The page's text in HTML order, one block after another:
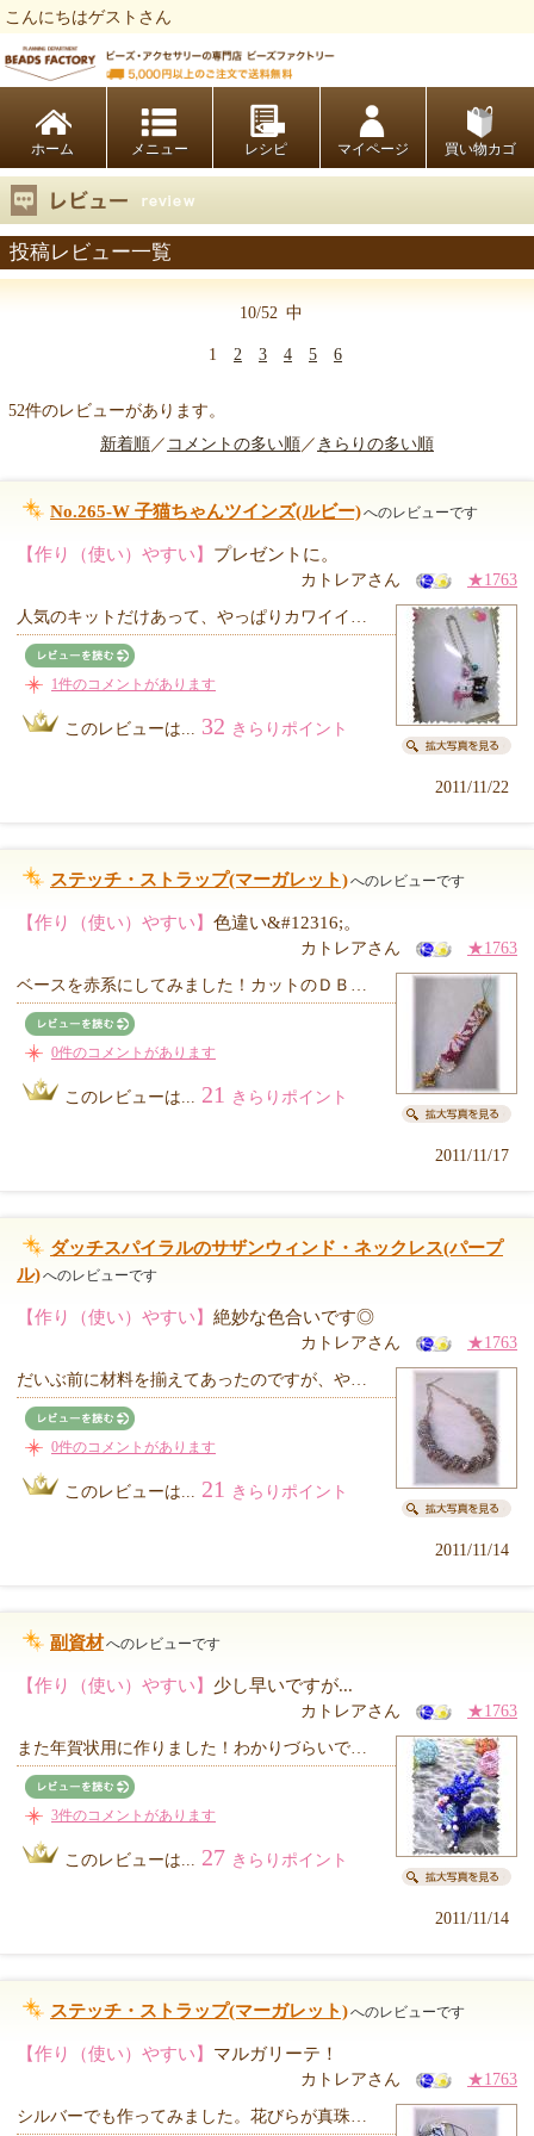
こんにちはゲストさん
ホーム レシピ マイページ 買い物カゴ
投稿レビュー一覧
10/52 中
1 2 3 4 5 6
52件のレビューがあります。
新着順／ コメントの多い順／ きらりの多い順
No.265-W 子猫ちゃんツインズ(ルビー)へのレビューです
【作り（使い）やすい】 プレゼントに。
カトレアさん ★1763
人気のキットだけあって、やっぱりカワイイ…
1件のコメントがあります
このレビューは... 32 きらりポイント
2011/11/22
ステッチ・ストラップ(マーガレット)へのレビューです
【作り（使い）やすい】 色違い&#12316;。
カトレアさん ★1763
ベースを赤系にしてみました！カットのＤＢ…
0件のコメントがあります
このレビューは... 21 きらりポイント
2011/11/17
ダッチスパイラルのサザンウィンド・ネックレス(パープ
ル)へのレビューです
【作り（使い）やすい】 絶妙な色合いです◎
カトレアさん ★1763
だいぶ前に材料を揃えてあったのですが、や…
0件のコメントがあります
このレビューは... 21 きらりポイント
2011/11/14
副資材へのレビューです
【作り（使い）やすい】 少し早いですが...
カトレアさん ★1763
また年賀状用に作りました！わかりづらいで…
3件のコメントがあります
このレビューは... 27 きらりポイント
2011/11/14
ステッチ・ストラップ(マーガレット)へのレビューです
【作り（使い）やすい】 マルガリーテ！
カトレアさん ★1763
シルバーでも作ってみました。花びらが真珠…